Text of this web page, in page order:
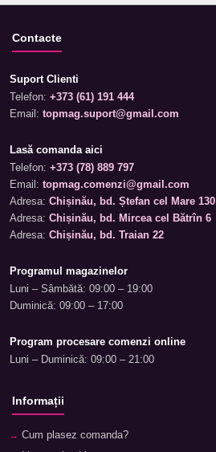
Contacte
Suport Clienti
Telefon: +373 (61) 191 444
Email: topmag.suport@gmail.com
Lasă comanda aici
Telefon: +373 (78) 889 797
Email: topmag.comenzi@gmail.com
Adresa: Chișinău, bd. Ștefan cel Mare 130
Adresa: Chișinău, bd. Mircea cel Bătrîn 6
Adresa: Chișinău, bd. Traian 22
Programul magazinelor
Luni – Sâmbătă: 09:00 – 19:00
Duminică: 09:00 – 17:00
Program procesare comenzi online
Luni – Duminică: 09:00 – 21:00
Informații
Cum plasez comanda?